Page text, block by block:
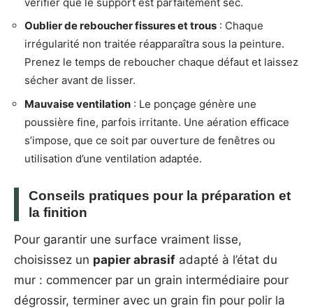
Oublier de reboucher fissures et trous : Chaque
irrégularité non traitée réapparaîtra sous la peinture.
Prenez le temps de reboucher chaque défaut et laissez
sécher avant de lisser.
Mauvaise ventilation : Le ponçage génère une
poussière fine, parfois irritante. Une aération efficace
s’impose, que ce soit par ouverture de fenêtres ou
utilisation d’une ventilation adaptée.
Conseils pratiques pour la préparation et
la finition
Pour garantir une surface vraiment lisse,
choisissez un papier abrasif adapté à l’état du
mur : commencer par un grain intermédiaire pour
dégrossir, terminer avec un grain fin pour polir la